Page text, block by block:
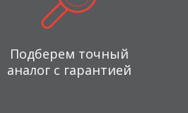
Подберем точный
аналог с гарантией